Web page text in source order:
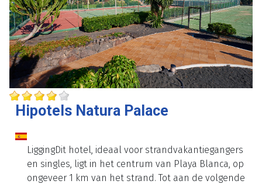
Hipotels Natura Palace
LiggingDit hotel, ideaal voor strandvakantiegangers
en singles, ligt in het centrum van Playa Blanca, op
ongeveer 1 km van het strand. Tot aan de volgende